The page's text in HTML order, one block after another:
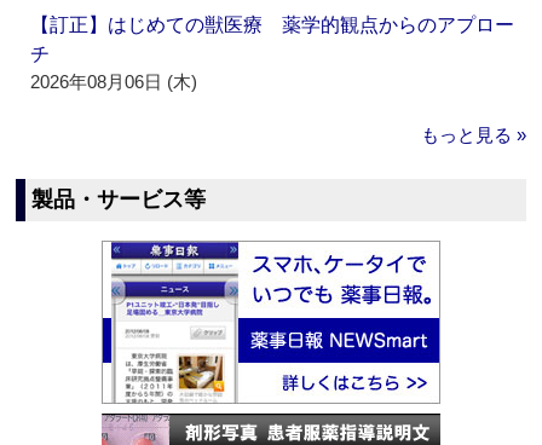
【訂正】はじめての獣医療 薬学的観点からのアプロー
チ
2026年08月06日 (木)
もっと見る »
製品・サービス等